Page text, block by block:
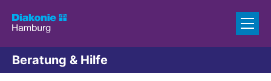
Beratung & Hilfe